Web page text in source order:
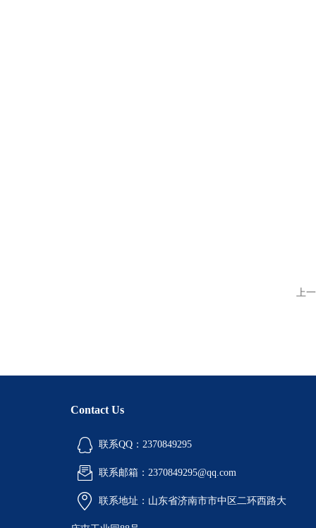
上
Contact Us
联系QQ：2370849295
联系邮箱：2370849295@qq.com
联系地址：山东省济南市市中区二环西路大